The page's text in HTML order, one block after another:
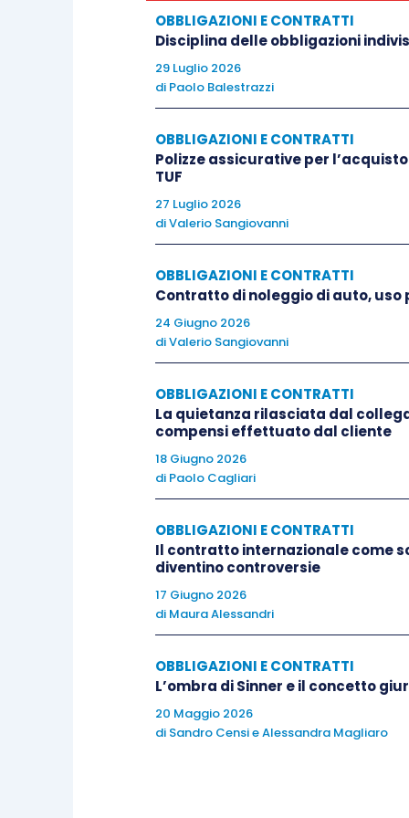
in forza della quale è imposto ai
comportamento, sulla scorta dei
una condotta che non si limiti a
altresì, il fine di assicurare uno
La buona fede oggettiva, quale
di cui all’art 2, è un canone di
di precisi obblighi comportamentali
In un primo momento gli interpreti
individuare con precisione le regole
precede la formazione del contratto
contratto, possa essere fonte di
Sono emersi così – accanto
nell’alveo dell’art. 1337 c.c., di non
specifico tipizzato dall’art. 1338 c.c. –
informazione, di segretezza, di
rimane il carattere aperto cioè la
comportamento tenuto in fase
quindi, di danneggiare la libertà
Secondo quest’interpretazione
violativo della clausola generale di
OBBLIGAZIONI E CONTRATTI
Disciplina delle obbligazioni
29 Luglio 2026
di Paolo Balestrazzi
OBBLIGAZIONI E CONTRATTI
Polizze assicurative per
TUF
27 Luglio 2026
diValerio Sangiovanni
OBBLIGAZIONI E CONTRATTI
Contratto di noleggio di auto,
24 Giugno 2026
diValerio Sangiovanni
OBBLIGAZIONI E CONTRATTI
La quietanza rilasciata dal
compensi effettuato dal cliente
18 Giugno 2026
di Paolo Cagliari
OBBLIGAZIONI E CONTRATTI
Il contratto internazionale come
diventino controversie
17 Giugno 2026
di Maura Alessandri
OBBLIGAZIONI E CONTRATTI
L’ombra di Sinner e il concetto
20 Maggio 2026
di Sandro CensieAlessandra Magliaro